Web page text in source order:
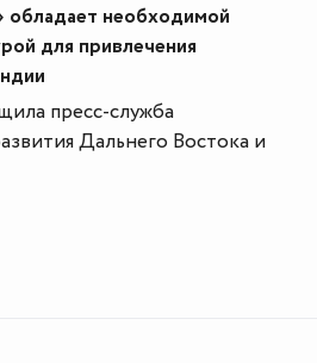
необходимой
для привлечения
пресс-служба
Дальнего Востока и